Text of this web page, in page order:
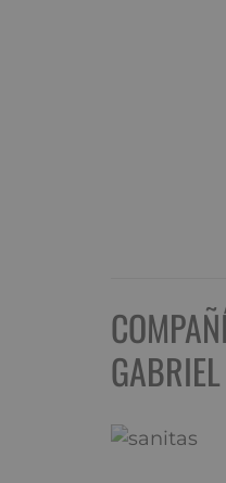
GABRIEL